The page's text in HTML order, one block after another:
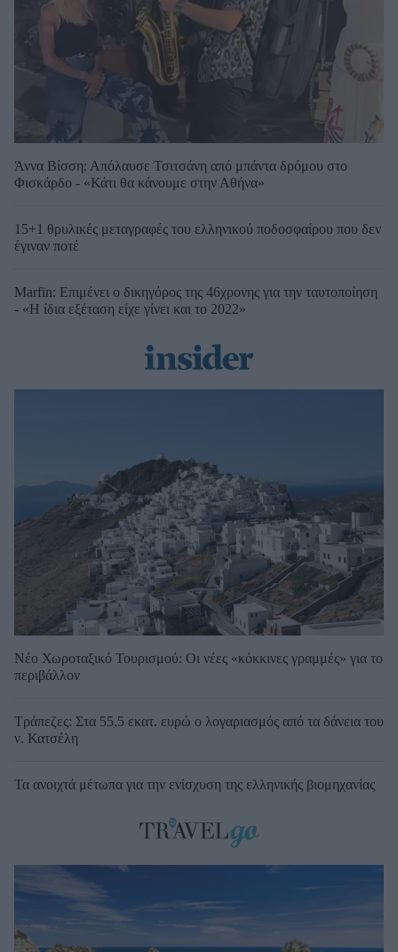
Άννα Βίσση: Απόλαυσε Τσιτσάνη από μπάντα δρόμου στο
Φισκάρδο - «Κάτι θα κάνουμε στην Αθήνα»
15+1 θρυλικές μεταγραφές του ελληνικού ποδοσφαίρου που δεν
έγιναν ποτέ
Marfin: Επιμένει ο δικηγόρος της 46χρονης για την ταυτοποίηση
- «Η ίδια εξέταση είχε γίνει και το 2022»
Νέο Χωροταξικό Τουρισμού: Οι νέες «κόκκινες γραμμές» για το
περιβάλλον
Τράπεζες: Στα 55,5 εκατ. ευρώ ο λογαριασμός από τα δάνεια του
ν. Κατσέλη
Τα ανοιχτά μέτωπα για την ενίσχυση της ελληνικής βιομηχανίας